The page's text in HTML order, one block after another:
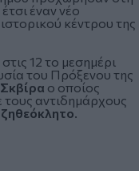
έναν νέο
κέντρου της
12 το μεσημέρι
του Πρόξενου της
ο οποίος
τους αντιδημάρχους
.